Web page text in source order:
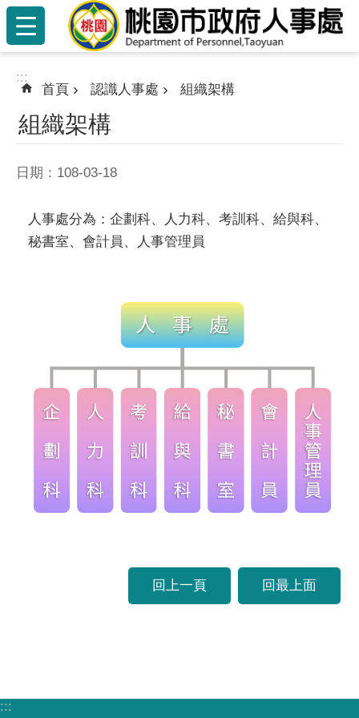
跳到主要內容區塊
:::
:::
首頁 認識人事處 組織架構
組織架構
日期：108-03-18
人事處分為：企劃科、人力科、考訓科、給與科、
秘書室、會計員、人事管理員
回上一頁 回最上面
:::